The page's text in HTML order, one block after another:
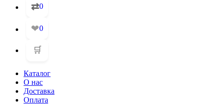
⇄0
❤0
🛒
Каталог
О нас
Доставка
Оплата